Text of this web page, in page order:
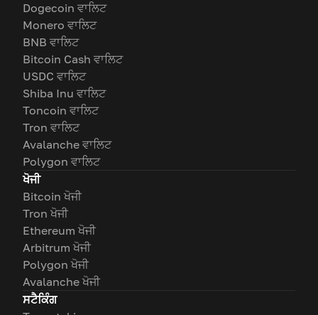
Dogecoin ਵਾਲਿਟ
Monero ਵਾਲਿਟ
BNB ਵਾਲਿਟ
Bitcoin Cash ਵਾਲਿਟ
USDC ਵਾਲਿਟ
Shiba Inu ਵਾਲਿਟ
Toncoin ਵਾਲਿਟ
Tron ਵਾਲਿਟ
Avalanche ਵਾਲਿਟ
Polygon ਵਾਲਿਟ
ਖੋਜੀ
Bitcoin ਖੋਜੀ
Tron ਖੋਜੀ
Ethereum ਖੋਜੀ
Arbitrum ਖੋਜੀ
Polygon ਖੋਜੀ
Avalanche ਖੋਜੀ
ਸਟੈਕਿੰਗ